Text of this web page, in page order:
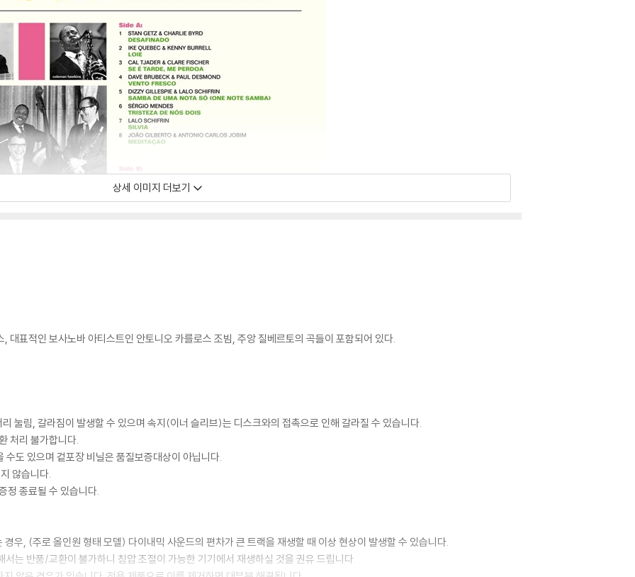
상세 이미지 더보기
대표적인 보사노바 아티스트인 안토니오 카를로스 조빔, 주앙 질베르토의 곡들이 포함되어 있다.
눌림, 갈라짐이 발생할 수 있으며 속지(이너 슬리브)는 디스크와의 접촉으로 인해 갈라질 수 있습니다.
처리 불가합니다.
도 있으며 겉포장 비닐은 품질보증대상이 아닙니다.
않습니다.
정 종료될 수 있습니다.
우, (주로 올인원 형태 모델) 다이내믹 사운드의 편차가 큰 트랙을 재생할 때 이상 현상이 발생할 수 있습니다.
는 반품/교환이 불가하니 침압 조절이 가능한 기기에서 재생하실 것을 권유 드립니다.